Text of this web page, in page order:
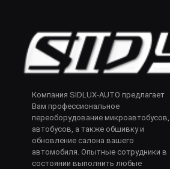
Компания SIDLUX-AUTO предлагает
Вам профессиональное
переоборудование микроавтобусов,
автобусов, а также обшивку и
обновление салона вашего
автомобиля. Опытные сотрудники в
состоянии выполнить любые